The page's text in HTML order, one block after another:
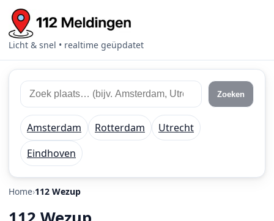
Licht & snel • realtime geüpdatet
Zoek
112
meldingen
Zoek
plaats
of
regio
Zoeken
Amsterdam Rotterdam
Utrecht
Eindhoven
Home 112 Wezup